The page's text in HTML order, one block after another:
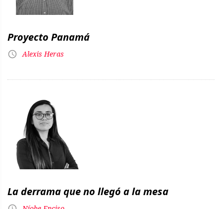
Proyecto Panamá
Alexis Heras
La derrama que no llegó a la mesa